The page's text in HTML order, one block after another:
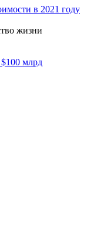
в 2021 году
жизни
млрд